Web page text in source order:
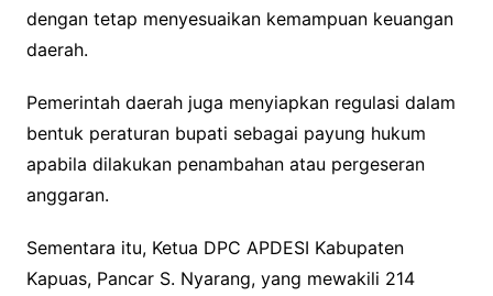
dengan tetap menyesuaikan kemampuan keuangan
daerah.
Pemerintah daerah juga menyiapkan regulasi dalam
bentuk peraturan bupati sebagai payung hukum
apabila dilakukan penambahan atau pergeseran
anggaran.
Sementara itu, Ketua DPC APDESI Kabupaten
Kapuas, Pancar S. Nyarang, yang mewakili 214